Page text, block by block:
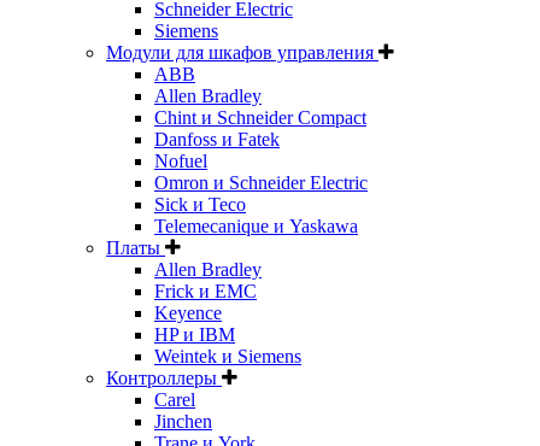
Schneider Electric
Siemens
Модули для шкафов управления
ABB
Allen Bradley
Chint и Schneider Compact
Danfoss и Fatek
Nofuel
Omron и Schneider Electric
Sick и Teco
Telemecanique и Yaskawa
Платы
Allen Bradley
Frick и EMC
Keyence
HP и IBM
Weintek и Siemens
Контроллеры
Carel
Jinchen